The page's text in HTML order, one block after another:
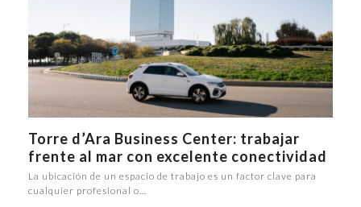
Torre d’Ara Business Center: trabajar
frente al mar con excelente conectividad
La ubicación de un espacio de trabajo es un factor clave para
cualquier profesional o…